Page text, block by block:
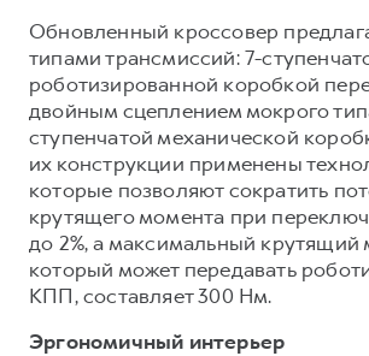
Обновленный кроссовер
типами трансмиссий: 7-
роботизированной коробкой
двойным сцеплением мокрого
ступенчатой механической
их конструкции применены
которые позволяют сократить
крутящего момента при
до 2%, а максимальный крутящий
который может передавать
КПП, составляет 300 Нм.
Эргономичный интерьер